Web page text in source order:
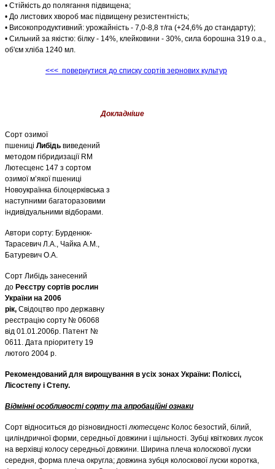
• Cтійкість до полягання підвищена;
• До листових хвороб має підвищену резистентність;
• Високопродуктивний: урожайність - 7,0-8,8 т/га (+24,6% до стандарту);
• Сильний за якістю: білку - 14%, клейковини - 30%, сила борошна 319 о.а.,
об'єм хліба 1240 мл.
<<< повернутися до списку сортів зернових культур
Докладніше
Сорт озимої
пшениці Либідь виведений
методом гібридизації RM
Лютесценс 147 з сортом
озимої м’якої пшениці
Новоукраїнка білоцерківська з
наступними багаторазовими
індивідуальними відборами.
Автори сорту: Бурденюк-
Тарасевич Л.А., Чайка А.М.,
Батуревич О.А.
Сорт Либідь занесений
до Реєстру сортів рослин
України на 2006
рік, Свідоцтво про державну
реєстрацію сорту № 06068
від 01.01.2006р. Патент №
0611. Дата пріоритету 19
лютого 2004 р.
Рекомендований для вирощування в усіх зонах України: Поліссі,
Лісостепу і Степу.
Відмінні особливості сорту та апробаційні ознаки
Сорт відноситься до різновидностілютесценс Колос безостий, білий,
циліндричної форми, середньої довжини і щільності. Зубці квіткових лусок
на верхівці колосу середньої довжини. Ширина плеча колоскової луски
середня, форма плеча округла; довжина зубця колоскової луски коротка,